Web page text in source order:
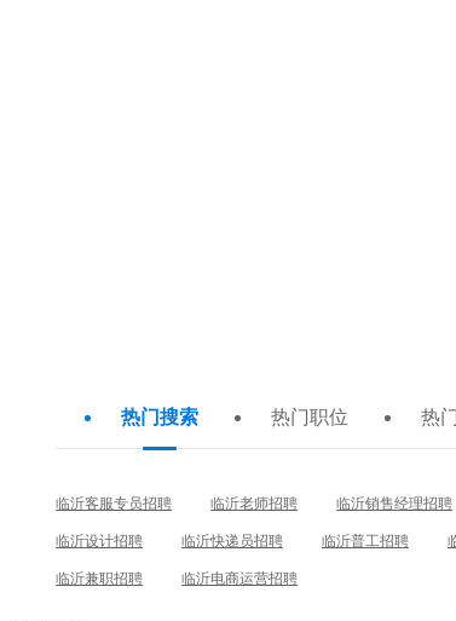
热门搜索 热门职位 热
临沂客服专员招聘 临沂老师招聘 临沂销售经理招聘
临沂设计招聘 临沂快递员招聘 临沂普工招聘
临沂兼职招聘 临沂电商运营招聘